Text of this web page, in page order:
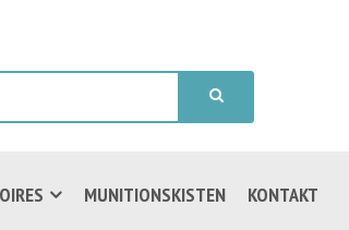
MUNITIONSKISTEN KONTAKT